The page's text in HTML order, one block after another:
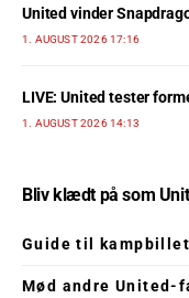
United vinder
1. AUGUST 2026 17:16
LIVE: United tester
1. AUGUST 2026 14:13
Bliv klædt på som
Guide til
Mød andre United-